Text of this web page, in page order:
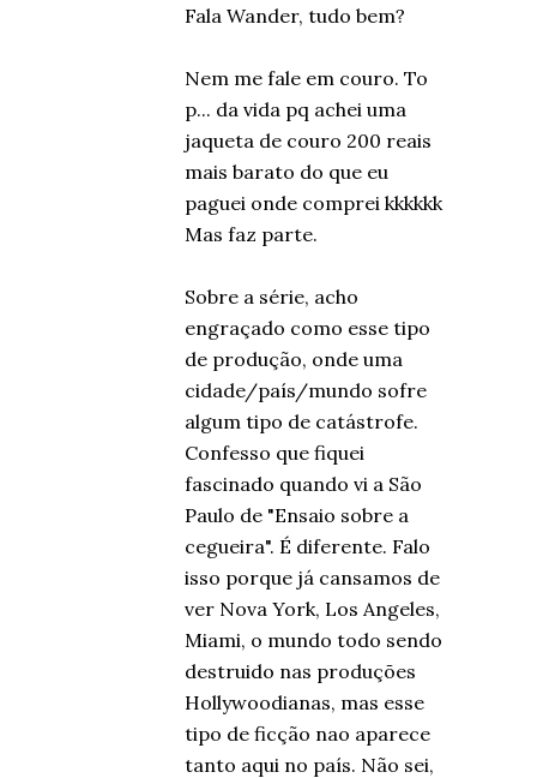
Fala Wander, tudo bem?
Nem me fale em couro. To
p... da vida pq achei uma
jaqueta de couro 200 reais
mais barato do que eu
paguei onde comprei kkkkkk
Mas faz parte.
Sobre a série, acho
engraçado como esse tipo
de produção, onde uma
cidade/país/mundo sofre
algum tipo de catástrofe.
Confesso que fiquei
fascinado quando vi a São
Paulo de "Ensaio sobre a
cegueira". É diferente. Falo
isso porque já cansamos de
ver Nova York, Los Angeles,
Miami, o mundo todo sendo
destruido nas produções
Hollywoodianas, mas esse
tipo de ficção nao aparece
tanto aqui no país. Não sei,